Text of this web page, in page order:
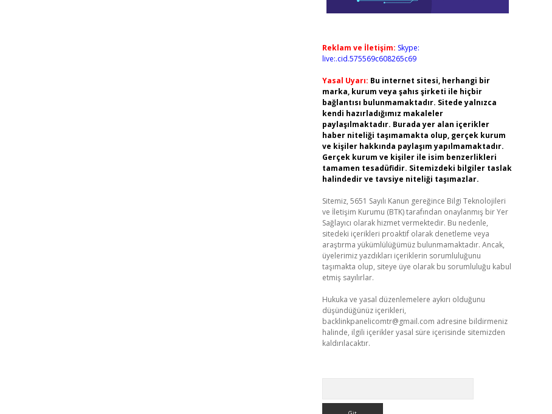
Reklam ve İletişim: Skype:
live:.cid.575569c608265c69
Yasal Uyarı: Bu internet sitesi, herhangi bir
marka, kurum veya şahıs şirketi ile hiçbir
bağlantısı bulunmamaktadır. Sitede yalnızca
kendi hazırladığımız makaleler
paylaşılmaktadır. Burada yer alan içerikler
haber niteliği taşımamakta olup, gerçek kurum
ve kişiler hakkında paylaşım yapılmamaktadır.
Gerçek kurum ve kişiler ile isim benzerlikleri
tamamen tesadüfidir. Sitemizdeki bilgiler taslak
halindedir ve tavsiye niteliği taşımazlar.
Sitemiz, 5651 Sayılı Kanun gereğince Bilgi Teknolojileri
ve İletişim Kurumu (BTK) tarafından onaylanmış bir Yer
Sağlayıcı olarak hizmet vermektedir. Bu nedenle,
sitedeki içerikleri proaktif olarak denetleme veya
araştırma yükümlülüğümüz bulunmamaktadır. Ancak,
üyelerimiz yazdıkları içeriklerin sorumluluğunu
taşımakta olup, siteye üye olarak bu sorumluluğu kabul
etmiş sayılırlar.
Hukuka ve yasal düzenlemelere aykırı olduğunu
düşündüğünüz içerikleri,
backlinkpanelicomtr@gmail.com adresine bildirmeniz
halinde, ilgili içerikler yasal süre içerisinde sitemizden
kaldırılacaktır.